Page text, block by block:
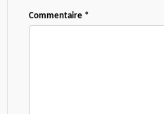
Commentaire *